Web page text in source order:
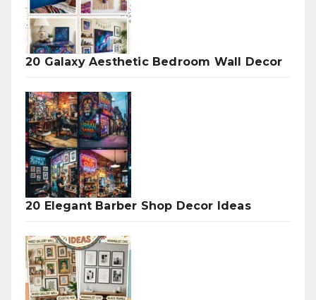
20 Galaxy Aesthetic Bedroom Wall Decor
20 Elegant Barber Shop Decor Ideas